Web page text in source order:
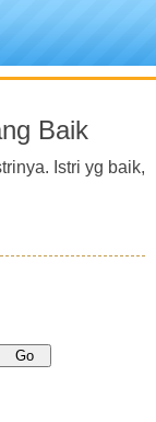
Baik
Istri yg baik,